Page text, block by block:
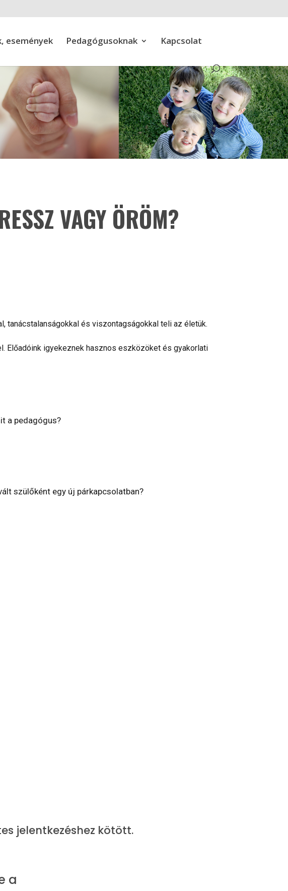
események Pedagógusoknak Kapcsolat
VAGY ÖRÖM?
tanácstalanságokkal és viszontagságokkal teli az életük.
Előadóink igyekeznek hasznos eszközöket és gyakorlati
a pedagógus?
szülőként egy új párkapcsolatban?
jelentkezéshez kötött.
a